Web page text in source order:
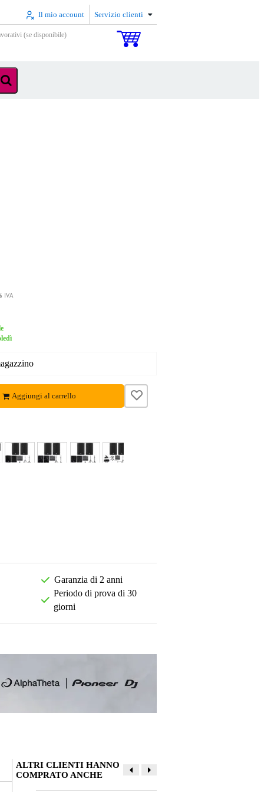
Il mio account Servizio clienti
(se disponibile)
IVA
Aggiungi al carrello
Garanzia di 2 anni
Periodo di prova di 30
giorni
ALTRI CLIENTI HANNO
COMPRATO ANCHE